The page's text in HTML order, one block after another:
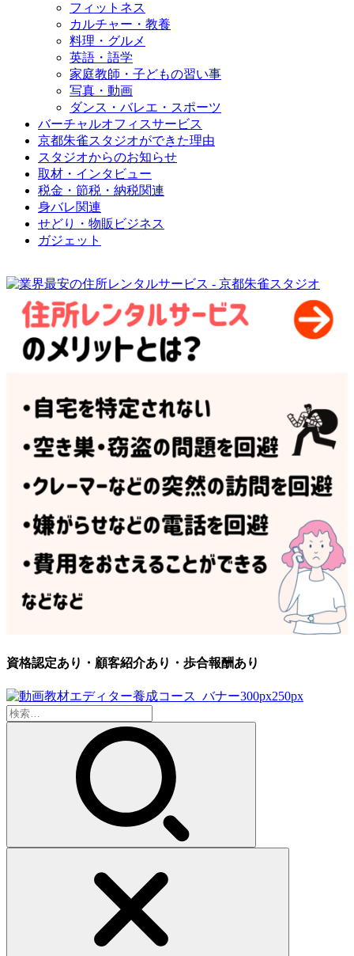
フィットネス
カルチャー・教養
料理・グルメ
英語・語学
家庭教師・子どもの習い事
写真・動画
ダンス・バレエ・スポーツ
バーチャルオフィスサービス
京都朱雀スタジオができた理由
スタジオからのお知らせ
取材・インタビュー
税金・節税・納税関連
身バレ関連
せどり・物販ビジネス
ガジェット
資格認定あり・顧客紹介あり・歩合報酬あり
検
索: